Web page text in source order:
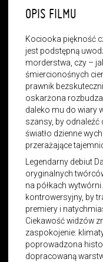
OPIS FILMU
Kociooka piękność
jest podstępną
morderstwa, czy –
śmiercionośnych
prawnik
oskarżona
daleko mu do wiary
szansy, by odnaleźć
światło dzienne
przerażające
Legendarny debiut
oryginalnych
na półkach
kontrowersyjny, by
premiery i
Ciekawość widzów
zaspokojenie:
poprowadzona
dopracowaną